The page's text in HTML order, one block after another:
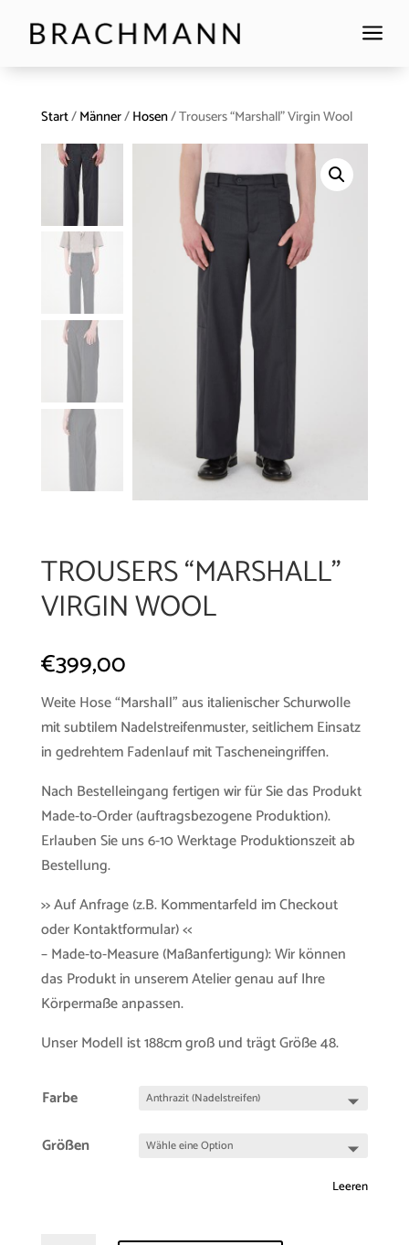
a
Start/Männer/Hosen/ Trousers “Marshall” Virgin Wool
TROUSERS “MARSHALL”
VIRGIN WOOL
€399,00
Weite Hose “Marshall” aus italienischer Schurwolle
mit subtilem Nadelstreifenmuster, seitlichem Einsatz
in gedrehtem Fadenlauf mit Tascheneingriffen.
Nach Bestelleingang fertigen wir für Sie das Produkt
Made-to-Order (auftragsbezogene Produktion).
Erlauben Sie uns 6-10 Werktage Produktionszeit ab
Bestellung.
>> Auf Anfrage (z.B. Kommentarfeld im Checkout
oder Kontaktformular) <<
– Made-to-Measure (Maßanfertigung): Wir können
das Produkt in unserem Atelier genau auf Ihre
Körpermaße anpassen.
Unser Modell ist 188cm groß und trägt Größe 48.
Farbe
Größen
Leeren